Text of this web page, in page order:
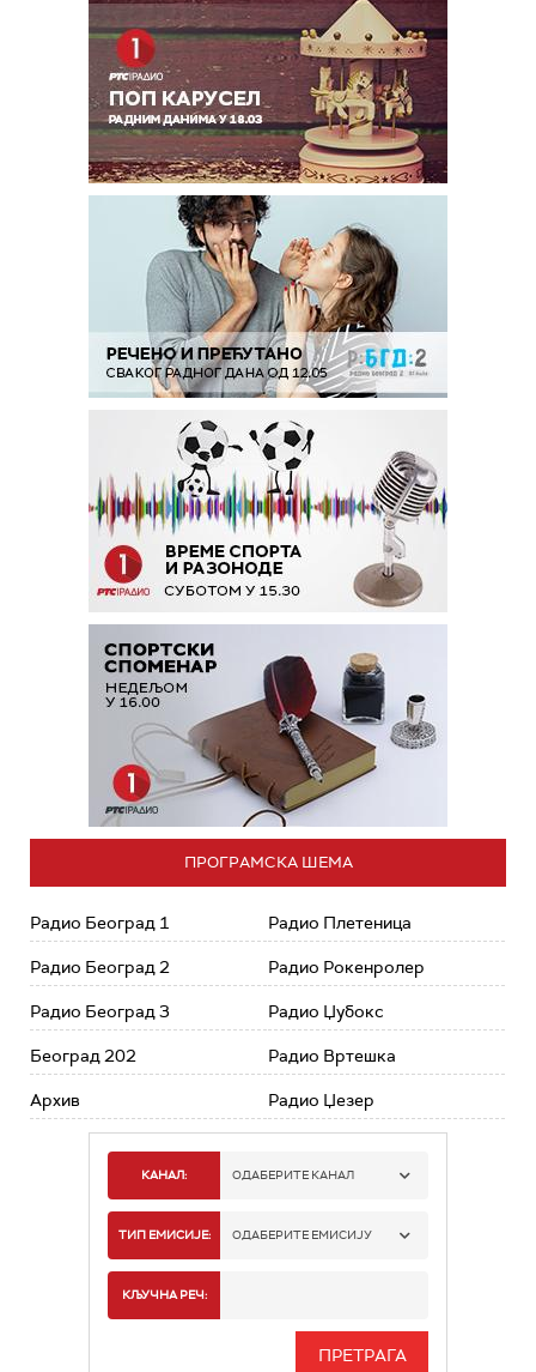
ПРОГРАМСКА ШЕМА
Радио Београд 1
Радио Београд 2
Радио Београд 3
Београд 202
Архив
Радио Плетеница
Радио Рокенролер
Радио Џубокс
Радио Вртешка
Радио Џезер
КАНАЛ: ОДАБЕРИТЕ КАНАЛ
РАДИО БЕОГРАД 1
РАДИО БЕОГРАД 3
ТИП ЕМИСИЈЕ: ОДАБЕРИТЕ ЕМИСИЈУ
КЉУЧНА РЕЧ: